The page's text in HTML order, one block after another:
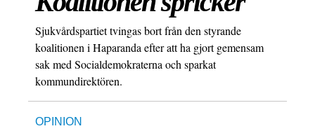
Sjukvårdspartiet tvingas bort från den styrande
koalitionen i Haparanda efter att ha gjort gemensam
sak med Socialdemokraterna och sparkat
kommundirektören.
OPINION